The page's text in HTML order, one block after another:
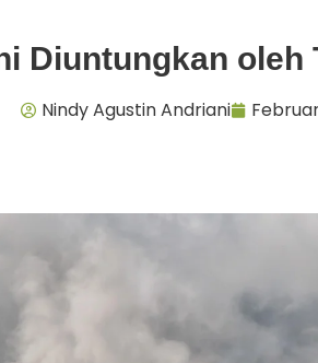
Diuntungkan oleh
Nindy Agustin Andriani